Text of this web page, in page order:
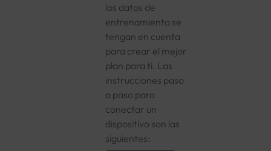
los datos de
entrenamiento se
tengan en cuenta
para crear el mejor
plan para ti. Las
instrucciones paso
a paso para
conectar un
dispositivo son las
siguientes: